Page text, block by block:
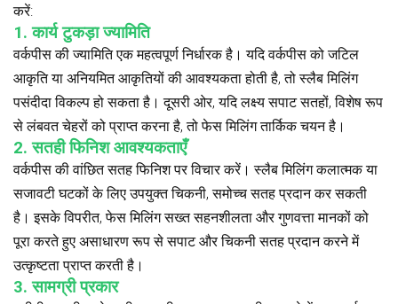
करें:
1. कार्य टुकड़ा ज्यामिति
वर्कपीस की ज्यामिति एक महत्वपूर्ण निर्धारक है। यदि वर्कपीस को जटिल
आकृति या अनियमित आकृतियों की आवश्यकता होती है, तो स्लैब मिलिंग
पसंदीदा विकल्प हो सकता है। दूसरी ओर, यदि लक्ष्य सपाट सतहों, विशेष रूप
से लंबवत चेहरों को प्राप्त करना है, तो फेस मिलिंग तार्किक चयन है।
2. सतही फिनिश आवश्यकताएँ
वर्कपीस की वांछित सतह फिनिश पर विचार करें। स्लैब मिलिंग कलात्मक या
सजावटी घटकों के लिए उपयुक्त चिकनी, समोच्च सतह प्रदान कर सकती
है। इसके विपरीत, फेस मिलिंग सख्त सहनशीलता और गुणवत्ता मानकों को
पूरा करते हुए असाधारण रूप से सपाट और चिकनी सतह प्रदान करने में
उत्कृष्टता प्राप्त करती है।
3. सामग्री प्रकार